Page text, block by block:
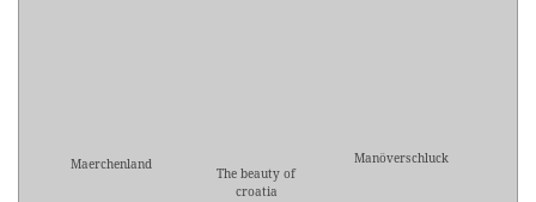
Maerchenland
The beauty of
croatia
Manöverschluck